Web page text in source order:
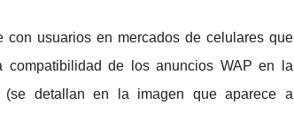
con usuarios en mercados de celulares que
compatibilidad de los anuncios WAP en la
detallan en la imagen que aparece a